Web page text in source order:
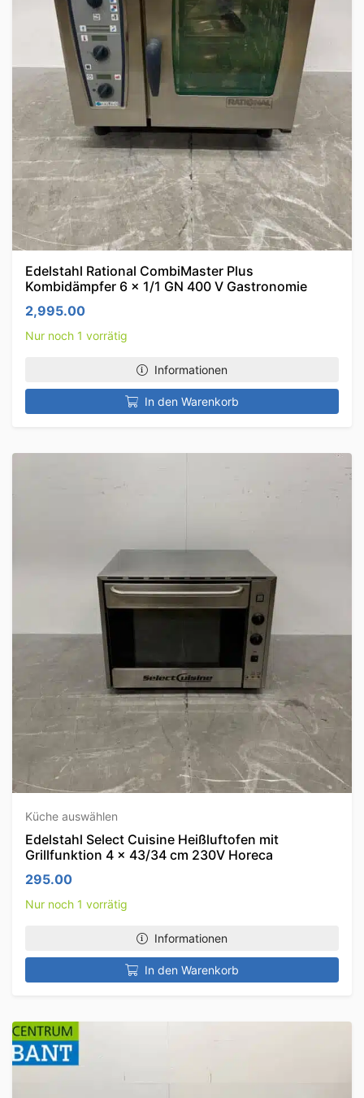
Edelstahl Rational CombiMaster Plus
Kombidämpfer 6 x 1/1 GN 400 V Gastronomie
2,995.00
Nur noch 1 vorrätig
Informationen
In den Warenkorb
Küche auswählen
Edelstahl Select Cuisine Heißluftofen mit
Grillfunktion 4 x 43/34 cm 230V Horeca
295.00
Nur noch 1 vorrätig
Informationen
In den Warenkorb